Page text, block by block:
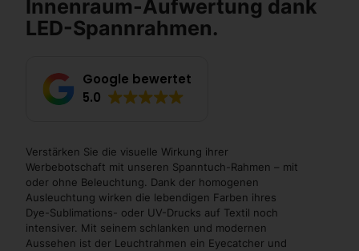
Innenraum-Aufwertung dank
LED-Spannrahmen.
Google bewertet
5.0
Verstärken Sie die visuelle Wirkung ihrer
Werbebotschaft mit unseren Spanntuch-Rahmen – mit
oder ohne Beleuchtung. Dank der homogenen
Ausleuchtung wirken die lebendigen Farben ihres
Dye-Sublimations- oder UV-Drucks auf Textil noch
intensiver. Mit seinem schlanken und modernen
Aussehen ist der Leuchtrahmen ein Eyecatcher und